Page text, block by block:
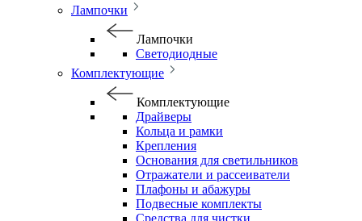
Лампочки
Лампочки
Светодиодные
Комплектующие
Комплектующие
Драйверы
Кольца и рамки
Крепления
Основания для светильников
Отражатели и рассеиватели
Плафоны и абажуры
Подвесные комплекты
Средства для чистки